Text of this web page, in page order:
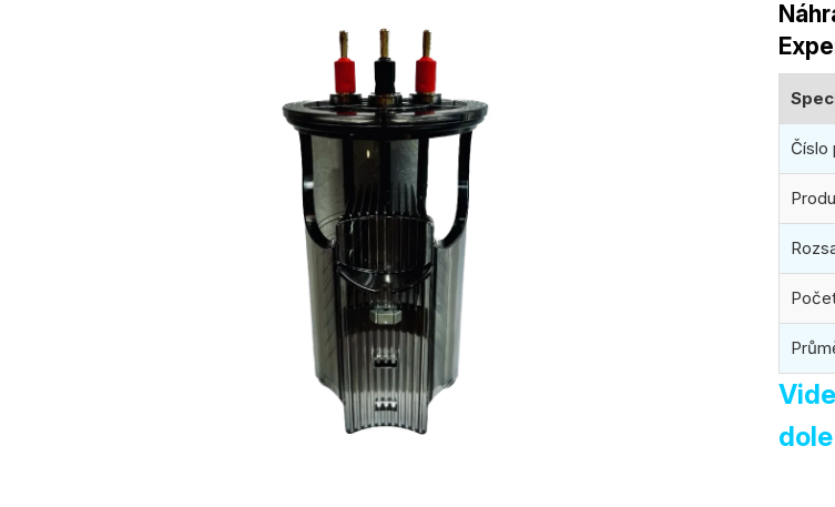
je
0,0
5
Číslo